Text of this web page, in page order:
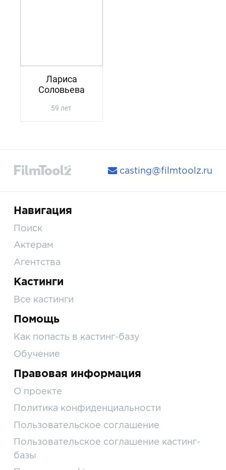
Лариса
Соловьева
59 лет
casting@filmtoolz.ru
Навигация
Поиск
Актерам
Агентства
Кастинги
Все кастинги
Помощь
Как попасть в кастинг-базу
Обучение
Правовая информация
О проекте
Политика конфиденциальности
Пользовательское соглашение
Пользовательское соглашение кастинг-
базы